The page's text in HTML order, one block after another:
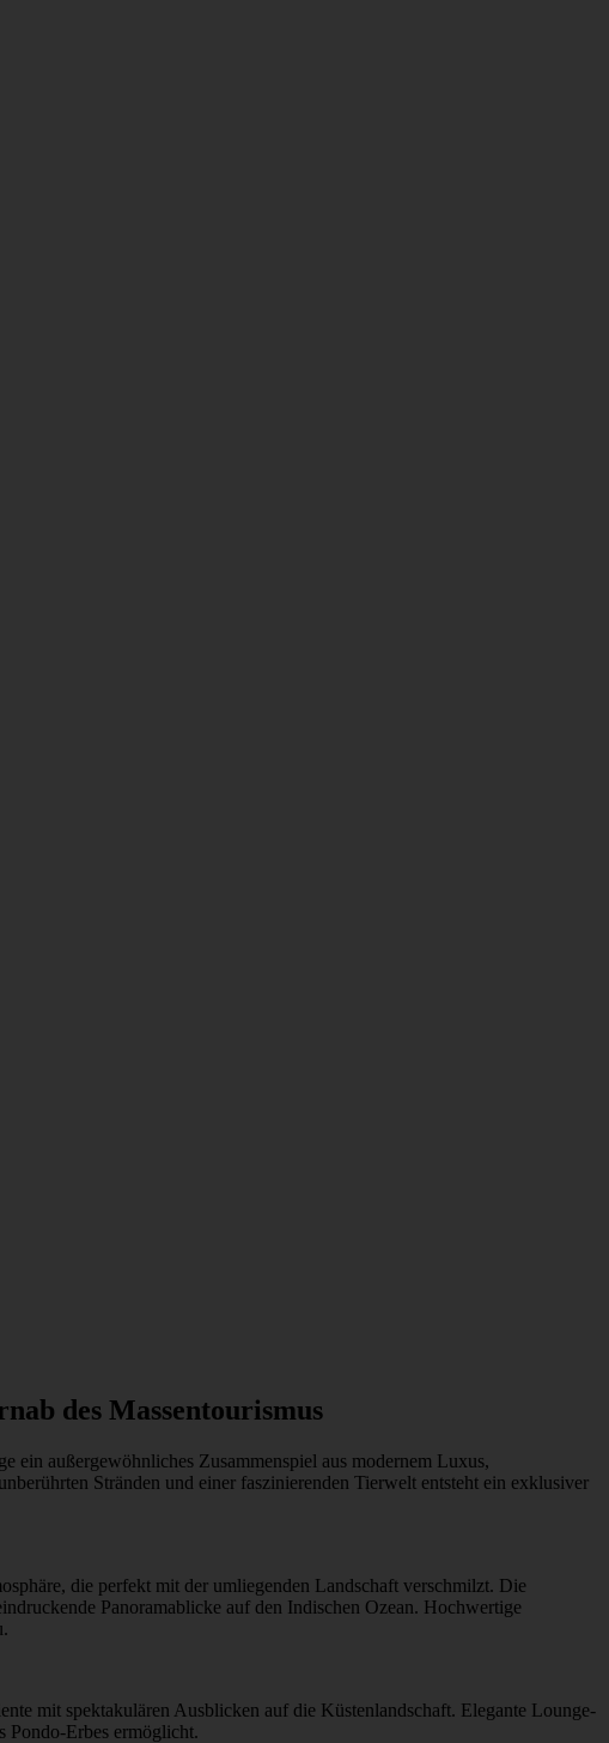
des Massentourismus
ein außergewöhnliches Zusammenspiel aus modernem Luxus,
Stränden und einer faszinierenden Tierwelt entsteht ein exklusiver
die perfekt mit der umliegenden Landschaft verschmilzt. Die
Panoramablicke auf den Indischen Ozean. Hochwertige
mit spektakulären Ausblicken auf die Küstenlandschaft. Elegante Lounge-
Pondo-Erbes ermöglicht.